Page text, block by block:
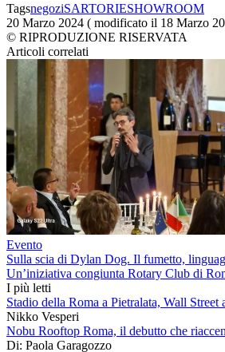
TagsnegoziSARTORIESHOWROOM
20 Marzo 2024 ( modificato il 18 Marzo
© RIPRODUZIONE RISERVATA
Articoli correlati
Evento
Sulla scia di Dylan Dog. Il fumetto,
Un’iniziativa congiunta Rotary Club di
I più letti
Stadio della Roma a Pietralata, Wall Street
Nikko Vesperi
Nobu Rooftop Roma, il debutto che
Di: Paola Garagozzo